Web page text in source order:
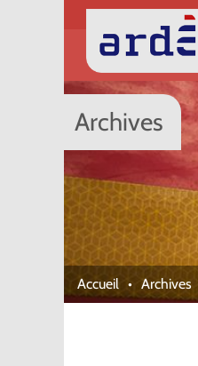
Archives
Accueil Archives